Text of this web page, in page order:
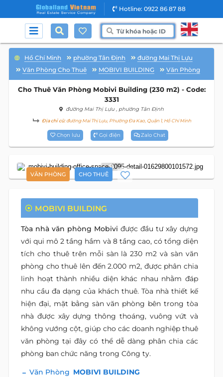
Hotline: 0922 86 87 88
Hồ Chí Minh phường Tân Định
đường Mai Thị Lựu
Văn Phòng Cho Thuê
MOBIVI BUILDING Văn Phòng
Cho Thuê Văn Phòng Mobivi Building (230 m2) - Code:
3331
đường Mai Thị Lựu , phường Tân Định
Địa chỉ cũ:đường Mai Thị Lựu, Phường Đa Kao, Quận 1, Hồ Chí Minh
Chọn lưu Gọi điện Zalo Chat
VĂN PHÒNG CHO THUÊ
9
MOBIVI BUILDING
Tòa nhà văn phòng Mobivi được đầu tư xây dựng
với qui mô 2 tầng hầm và 8 tầng cao, có tổng diện
tích cho thuê trên mỗi sàn là 230 m2 và sàn văn
phòng cho thuê lên đến 2.000 m2, được phân chia
linh hoạt thành nhiều diện khác nhau nhằm đáp
nhu cầu đa dạng của khách thuê. Tòa nhà thiết kế
hiện đại, mặt bằng sàn văn phòng bên trong tòa
nhà được xây dựng thông thoáng, vuông vứt và
không vướng cột, giúp cho các doanh nghiệp thuê
văn phòng tại đây có thể dễ dàng phân chia các
phòng ban chức năng trong Công ty.
Văn Phòng MOBIVI BUILDING